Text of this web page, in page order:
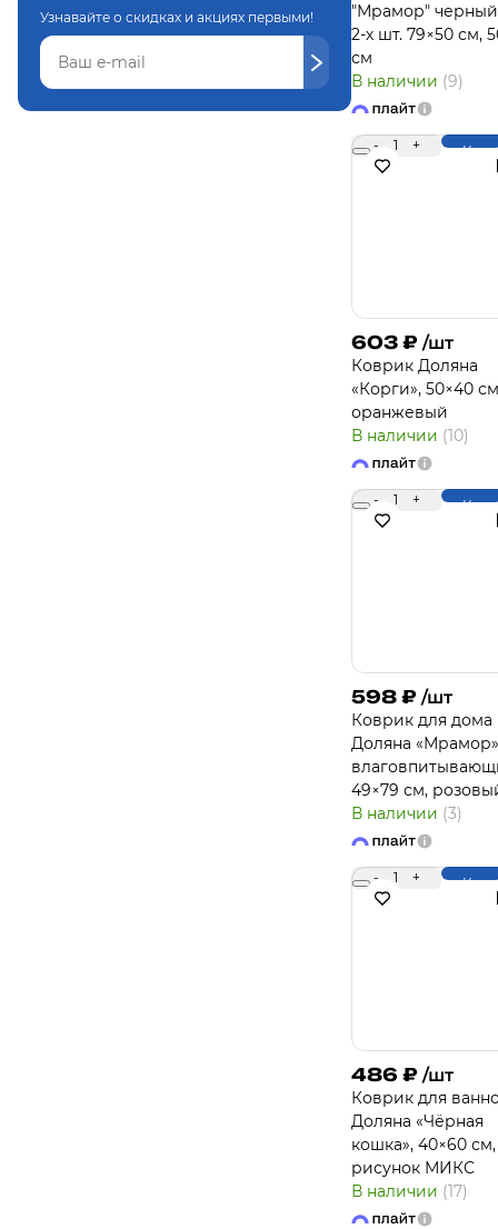
Узнавайте о скидках и акциях первыми!
"Мрамор"
2-х шт. 79×50 см,
см
В наличии (9)
- 1 +
603 ₽ /шт
Коврик Доляна
«Корги», 50×40
оранжевый
В наличии (10)
- 1 +
598 ₽ /шт
Коврик для дома
Доляна
49×79 см,
В наличии (3)
- 1 +
486 ₽ /шт
Коврик для
Доляна «Чёрная
кошка», 40×60 см,
рисунок МИКС
В наличии (17)